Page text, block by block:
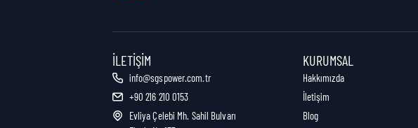
Nakliye Ağırlığı:
İLETIŞIM
info@sgspower.com.tr
+90 216 210 0153
Evliya Çelebi Mh. Sahil Bulvarı
KURUMSAL
Hakkımızda
İletişim
Blog